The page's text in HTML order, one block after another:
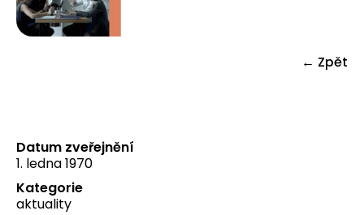
← Zpět
Datum zveřejnění
1. ledna 1970
Kategorie
aktuality